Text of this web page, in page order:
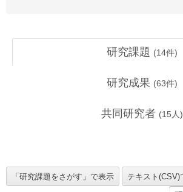
研究課題 (14件)
研究成果 (63件)
共同研究者 (15 人)